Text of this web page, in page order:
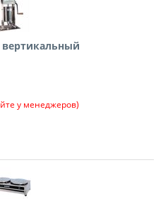
у менеджеров)